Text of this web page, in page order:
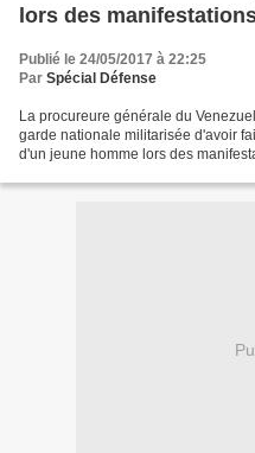
lors des
Publié le 24/05/2017 à 22:25
Par Spécial Défense
La procureure générale du
garde nationale militarisée d'avoir
d'un jeune homme lors des